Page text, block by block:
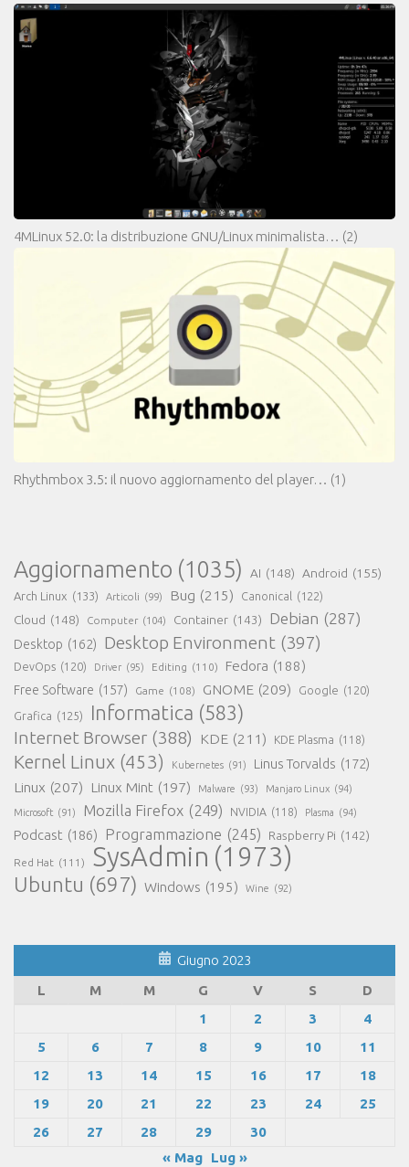
4MLinux 52.0: la distribuzione GNU/Linux minimalista… (2)
Rhythmbox 3.5: il nuovo aggiornamento del player… (1)
Aggiornamento (1035) AI (148) Android (155)
Arch Linux (133) Articoli (99) Bug (215) Canonical (122)
Cloud (148) Computer (104) Container (143) Debian (287)
Desktop (162) Desktop Environment (397)
DevOps (120) Driver (95) Editing (110) Fedora (188)
Free Software (157) Game (108) GNOME (209) Google (120)
Grafica (125) Informatica (583)
Internet Browser (388) KDE (211) KDE Plasma (118)
Kernel Linux (453) Kubernetes (91) Linus Torvalds (172)
Linux (207) Linux Mint (197) Malware (93) Manjaro Linux (94)
Microsoft (91) Mozilla Firefox (249) NVIDIA (118) Plasma (94)
Podcast (186) Programmazione (245) Raspberry Pi (142)
Red Hat (111) SysAdmin (1973)
Ubuntu (697) Windows (195) Wine (92)
Giugno 2023
L
M M G V S
D
1
2 3
4
5
6 7 8 9 10
11
12
13 14 15 16 17
18
19
20 21 22 23 24
25
26
27 28 29
30
« Mag
Lug »